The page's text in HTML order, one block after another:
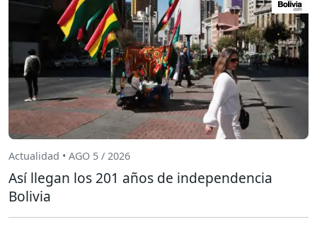
Actualidad • AGO 5 / 2026
Así llegan los 201 años de independencia
Bolivia